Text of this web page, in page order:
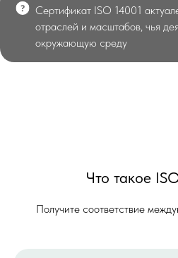
Сертификат ISO 14001
отраслей и масштабов, чья
окружающую среду
Что такое
Получите соответствие